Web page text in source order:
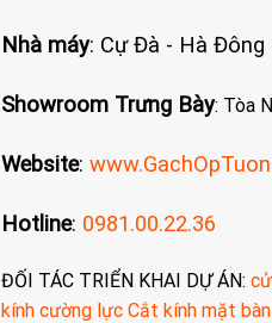
Nhà máy: Cự Đà - Hà
Showroom Trưng Bày: Tòa
Website:
Hotline: 0981.00.22.36
ĐỐI TÁC TRIỂN KHAI DỰ ÁN:
kính cường lực Cắt kính mặt bàn